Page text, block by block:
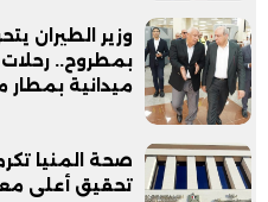
وزير الطيران
بمطروح.. رحلات
ميدانية
صحة المنيا
تحقيق أعلى